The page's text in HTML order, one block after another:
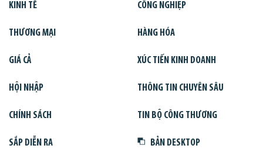
KINH TẾ CÔNG NGHIỆP
THƯƠNG MẠI HÀNG HÓA
GIÁ CẢ XÚC TIẾN KINH DOANH
HỘI NHẬP THÔNG TIN CHUYÊN SÂU
CHÍNH SÁCH TIN BỘ CÔNG THƯƠNG
SẮP DIỄN RA BẢN DESKTOP